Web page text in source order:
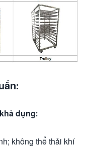
dụng:
không thể thải khí